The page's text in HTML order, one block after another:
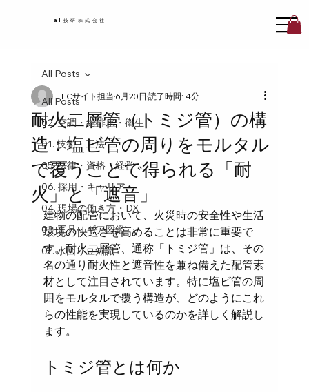
a1技研株式会社
All Posts
02. 空調・給排水・衛生
01. 技術・工法
05. 法律・資格・経営
06. 採用・キャリア
04. 現場の働き方・DX
03. 工具・ギア図鑑
07. 水回り豆知識
All Posts
耐火二層管（トミジ管）の構
造：塩ビ管の周りをモルタル
で覆うことで得られる「耐
火」と「遮音」
ECサイト担当6月20日 読了時間: 4分
建物の配管において、火災時の安全性や生活
環境の快適さを高めることは非常に重要で
す。耐火二層管、通称「トミジ管」は、その
名の通り耐火性と遮音性を兼ね備えた配管素
材として注目されています。特に塩ビ管の周
囲をモルタルで覆う構造が、どのようにこれ
らの性能を実現しているのかを詳しく解説し
ます。
トミジ管とは何か